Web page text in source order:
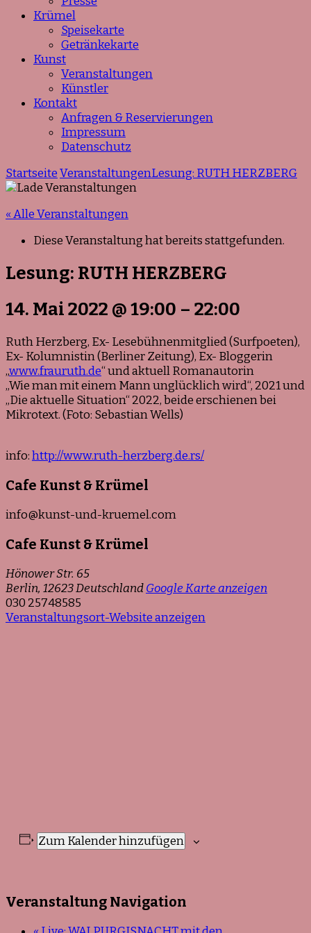
Krümel
Speisekarte
Getränkekarte
Kunst
Veranstaltungen
Künstler
Kontakt
Anfragen & Reservierungen
Impressum
Datenschutz
StartseiteVeranstaltungenLesung: RUTH HERZBERG
« Alle Veranstaltungen
Diese Veranstaltung hat bereits stattgefunden.
Lesung: RUTH HERZBERG
14. Mai 2022 @19:00 – 22:00
Ruth Herzberg, Ex- Lesebühnenmitglied (Surfpoeten),
Ex- Kolumnistin (Berliner Zeitung), Ex- Bloggerin
„www.frauruth.de“ und aktuell Romanautorin
„Wie man mit einem Mann unglücklich wird“, 2021 und
„Die aktuelle Situation“ 2022, beide erschienen bei
Mikrotext. (Foto: Sebastian Wells)
info:http://www.ruth-herzberg.de.rs/
Cafe Kunst & Krümel
info@kunst-und-kruemel.com
Cafe Kunst & Krümel
Hönower Str. 65
Berlin, 12623DeutschlandGoogle Karte anzeigen
030 25748585
Veranstaltungsort-Website anzeigen
Zum Kalender hinzufügen
Veranstaltung Navigation